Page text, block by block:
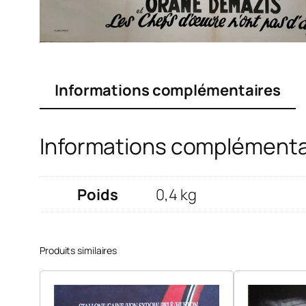
Informations complémentaires
Informations
Poids 0,4 kg
Produits similaires